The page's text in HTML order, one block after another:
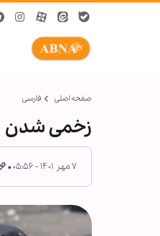
صفحه اصلی فارسی
زخمی شدن ۱۲ فلسطینی در جریان درگیری با نیروهای صهیونیست
۷ مهر ۱۴۰۱ - ۰۵:۵۶